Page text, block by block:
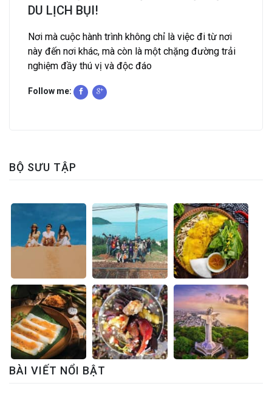
DU LỊCH BỤI!
Nơi mà cuộc hành trình không chỉ là việc đi từ nơi
này đến nơi khác, mà còn là một chặng đường trải
nghiệm đầy thú vị và độc đáo
Follow me:
BỘ SƯU TẬP
BÀI VIẾT NỔI BẬT